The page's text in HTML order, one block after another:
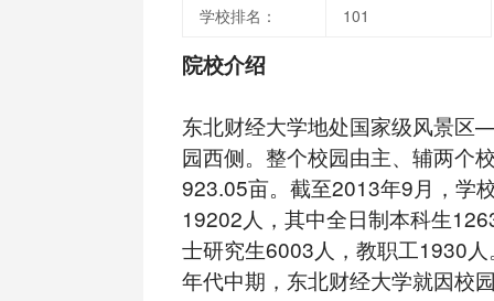
学校排名：
101
院校介绍
东北财经大学地处国家级风景
园西侧。整个校园由主、辅两个
923.05亩。截至2013年9月，学
19202人，其中全日制本科生
士研究生6003人，教职工1930
年代中期，东北财经大学就因校